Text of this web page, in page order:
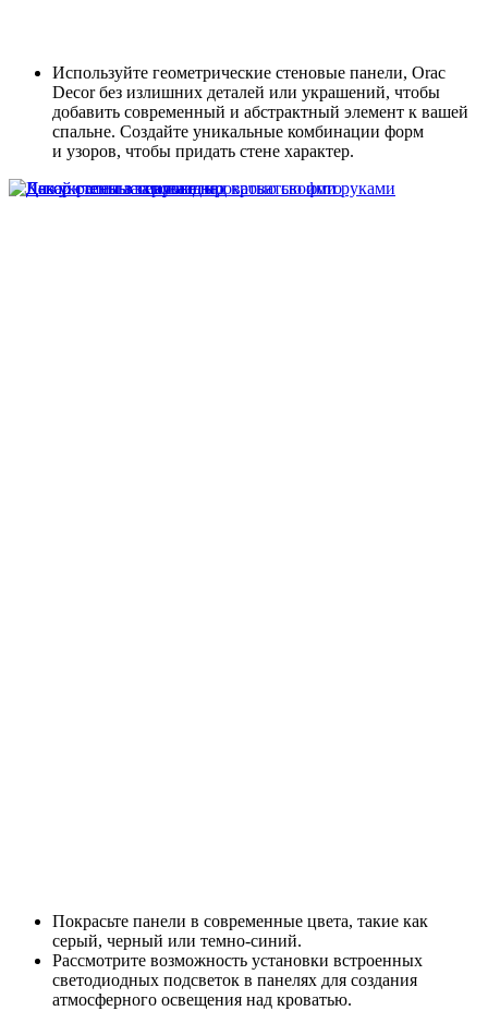
Используйте геометрические стеновые панели, Orac
Decor без излишних деталей или украшений, чтобы
добавить современный и абстрактный элемент к вашей
спальне. Создайте уникальные комбинации форм
и узоров, чтобы придать стене характер.
Покрасьте панели в современные цвета, такие как
серый, черный или темно-синий.
Рассмотрите возможность установки встроенных
светодиодных подсветок в панелях для создания
атмосферного освещения над кроватью.